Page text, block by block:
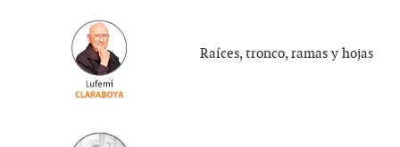
Raíces, tronco, ramas y hojas